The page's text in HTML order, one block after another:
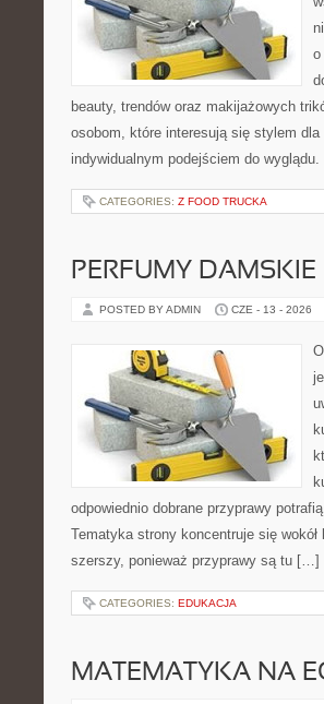
o
beauty, trendów oraz makijażowych
osobom, które interesują się stylem
indywidualnym podejściem do
CATEGORIES: Z FOOD TRUCKA
PERFUMY DAMSKIE
POSTED BY ADMIN CZE - 13 - 2026
odpowiednio dobrane przyprawy
Tematyka strony koncentruje się
szerszy, ponieważ przyprawy są tu […]
CATEGORIES: EDUKACJA
MATEMATYKA NA